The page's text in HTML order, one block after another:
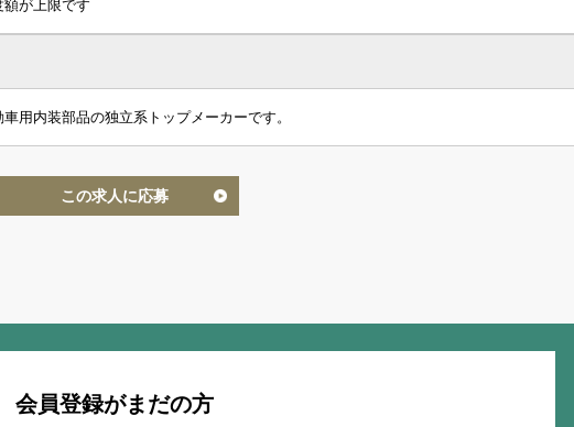
が上限です
用内装部品の独立系トップメーカーです。
この求人に応募
会員登録がまだの方